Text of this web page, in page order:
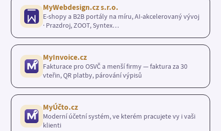
MyWebdesign.cz s.r.o.
E-shopy a B2B portály na míru, AI-akcelerovaný vývoj
· Prazdroj, ZOOT, Syntex…
MyInvoice.cz
Fakturace pro OSVČ a menší firmy — faktura za 30
vteřin, QR platby, párování výpisů
MyÚčto.cz
Moderní účetní systém, ve kterém pracujete vy i vaši
klienti